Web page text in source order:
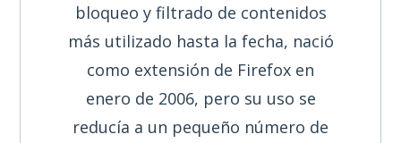
bloqueo y filtrado de contenidos
más utilizado hasta la fecha, nació
como extensión de Firefox en
enero de 2006, pero su uso se
reducía a un pequeño número de